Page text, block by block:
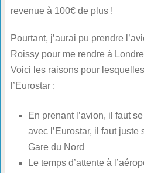
revenue à 100€ de plus !
Pourtant, j’aurai pu prendre
Roissy pour me rendre à
Voici les raisons pour
l’Eurostar :
En prenant l’avion, il faut
avec l’Eurostar, il faut juste
Gare du Nord
Le temps d’attente à